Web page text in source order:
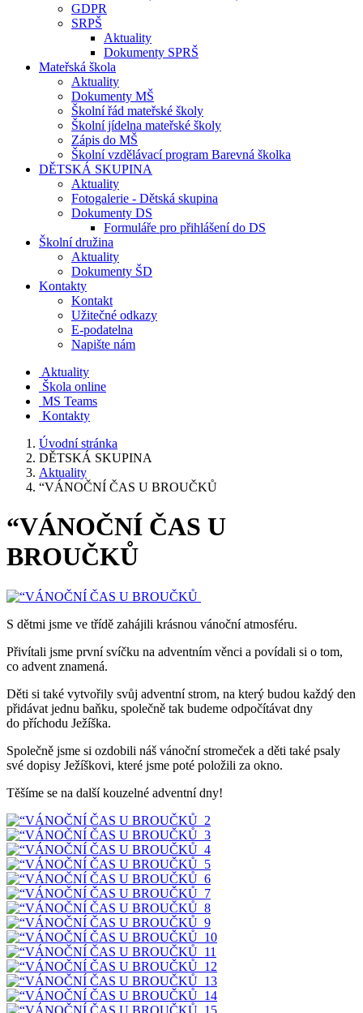
GDPR
SRPŠ
Aktuality
Dokumenty SPRŠ
Mateřská škola
Aktuality
Dokumenty MŠ
Školní řád mateřské školy
Školní jídelna mateřské školy
Zápis do MŠ
Školní vzdělávací program Barevná školka
DĚTSKÁ SKUPINA
Aktuality
Fotogalerie - Dětská skupina
Dokumenty DS
Formuláře pro přihlášení do DS
Školní družina
Aktuality
Dokumenty ŠD
Kontakty
Kontakt
Užitečné odkazy
E-podatelna
Napište nám
Aktuality
Škola online
MS Teams
Kontakty
Úvodní stránka
DĚTSKÁ SKUPINA
Aktuality
“VÁNOČNÍ ČAS U BROUČKŮ
“VÁNOČNÍ ČAS U
BROUČKŮ
S dětmi jsme ve třídě zahájili krásnou vánoční atmosféru.
Přivítali jsme první svíčku na adventním věnci a povídali si o tom,
co advent znamená.
Děti si také vytvořily svůj adventní strom, na který budou každý den
přidávat jednu baňku, společně tak budeme odpočítávat dny
do příchodu Ježíška.
Společně jsme si ozdobili náš vánoční stromeček a děti také psaly
své dopisy Ježíškovi, které jsme poté položili za okno.
Těšíme se na další kouzelné adventní dny!